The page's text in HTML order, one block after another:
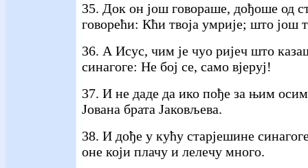
35. Док он још говораше, дођоше од
говорећи: Кћи твоја умрије; што
36. А Исус, чим је чуо ријеч што
синагоге: Не бој се, само вјеруј!
37. И не даде да ико пође за њим
Јована брата Јаковљева.
38. И дође у кућу старјешине
оне који плачу и лелечу много.